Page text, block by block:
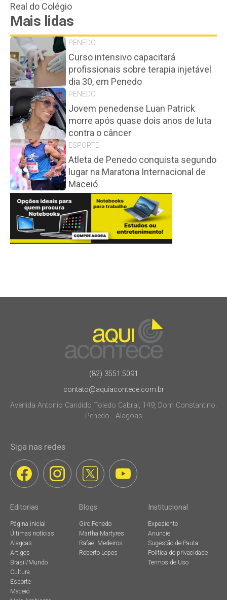
Real do Colégio
Mais lidas
PENEDO
Curso intensivo capacitará
profissionais sobre terapia injetável
dia 30, em Penedo
PENEDO
Jovem penedense Luan Patrick
morre após quase dois anos de luta
contra o câncer
ESPORTE
Atleta de Penedo conquista segundo
lugar na Maratona Internacional de
Maceió
(82) 3551.5091
contato@aquiacontece.com.br
Avenida Antonio Candido Toledo Cabral, 149, Dom Constantino.
Penedo - Alagoas
Siga nas redes
Editorias
Página inicial
Últimas notícias
Alagoas
Artigos
Brasil/Mundo
Cultura
Esporte
Maceió
Blogs
Giro Penedo
Martha Martyres
Rafael Medeiros
Roberto Lopes
Institucional
Expediente
Anuncie
Sugestão de Pauta
Política de privacidade
Termos de Uso